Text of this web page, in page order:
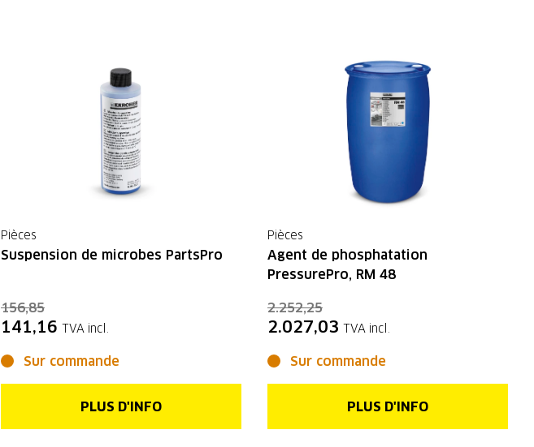
Pièces
Suspension de microbes PartsPro
156,85
141,16 TVA incl.
Sur commande
PLUS D'INFO
Pièces
Agent de phosphatation
PressurePro, RM 48
2.252,25
2.027,03 TVA incl.
Sur commande
PLUS D'INFO